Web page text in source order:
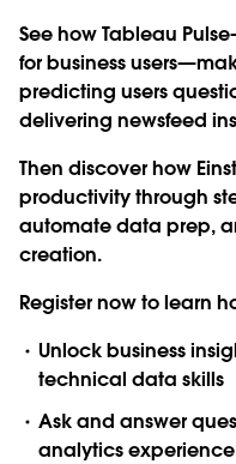
See how Tableau
for business
predicting users
delivering newsfeed
Then discover how
productivity through
automate data prep,
creation.
Register now to learn
Unlock business
technical data skills
Ask and answer
analytics experience